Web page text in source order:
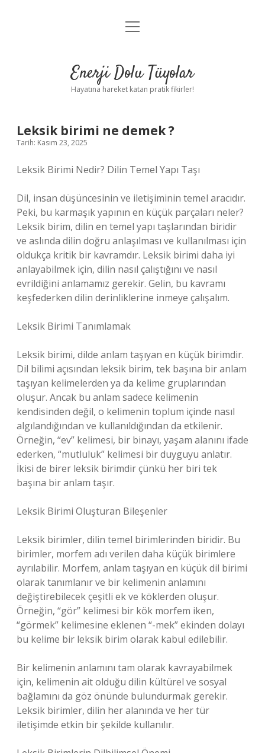
Anasayfa
Yasal Uyarı
menüyü
Enerji Dolu Tüyolar
Hayatına hareket katan pratik fikirler!
Leksik birimi ne demek ?
Tarih: Kasım 23, 2025
Leksik Birimi Nedir? Dilin Temel Yapı Taşı
Dil, insan düşüncesinin ve iletişiminin temel aracıdır.
Peki, bu karmaşık yapının en küçük parçaları neler?
Leksik birim, dilin en temel yapı taşlarından biridir
ve aslında dilin doğru anlaşılması ve kullanılması için
oldukça kritik bir kavramdır. Leksik birimi daha iyi
anlayabilmek için, dilin nasıl çalıştığını ve nasıl
evrildiğini anlamamız gerekir. Gelin, bu kavramı
keşfederken dilin derinliklerine inmeye çalışalım.
Leksik Birimi Tanımlamak
Leksik birimi, dilde anlam taşıyan en küçük birimdir.
Dil bilimi açısından leksik birim, tek başına bir anlam
taşıyan kelimelerden ya da kelime gruplarından
oluşur. Ancak bu anlam sadece kelimenin
kendisinden değil, o kelimenin toplum içinde nasıl
algılandığından ve kullanıldığından da etkilenir.
Örneğin, “ev” kelimesi, bir binayı, yaşam alanını ifade
ederken, “mutluluk” kelimesi bir duyguyu anlatır.
İkisi de birer leksik birimdir çünkü her biri tek
başına bir anlam taşır.
Leksik Birimi Oluşturan Bileşenler
Leksik birimler, dilin temel birimlerinden biridir. Bu
birimler, morfem adı verilen daha küçük birimlere
ayrılabilir. Morfem, anlam taşıyan en küçük dil birimi
olarak tanımlanır ve bir kelimenin anlamını
değiştirebilecek çeşitli ek ve köklerden oluşur.
Örneğin, “gör” kelimesi bir kök morfem iken,
“görmek” kelimesine eklenen “-mek” ekinden dolayı
bu kelime bir leksik birim olarak kabul edilebilir.
Bir kelimenin anlamını tam olarak kavrayabilmek
için, kelimenin ait olduğu dilin kültürel ve sosyal
bağlamını da göz önünde bulundurmak gerekir.
Leksik birimler, dilin her alanında ve her tür
iletişimde etkin bir şekilde kullanılır.